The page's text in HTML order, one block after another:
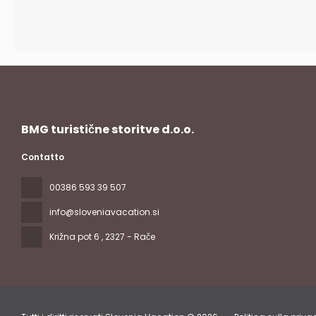
BMG turistične storitve d.o.o.
Contatto
00386 593 39 507
info@sloveniavacation.si
Križna pot 6 , 2327 - Rače